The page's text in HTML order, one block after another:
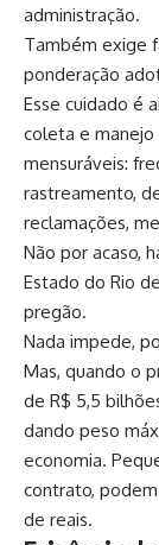
administração.
Também exige
ponderação
Esse cuidado é
coleta e
mensuráveis:
rastreamento,
reclamações,
Não por acaso,
Estado do Rio
pregão.
Nada impede,
Mas, quando o
de R$ 5,5
dando peso
economia.
contrato,
de reais.